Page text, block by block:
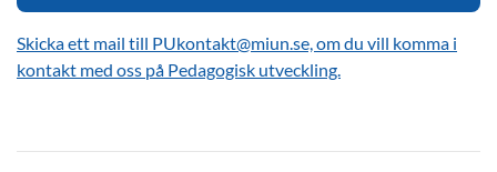
Skicka ett mail till PUkontakt@miun.se, om du vill komma i
kontakt med oss på Pedagogisk utveckling.